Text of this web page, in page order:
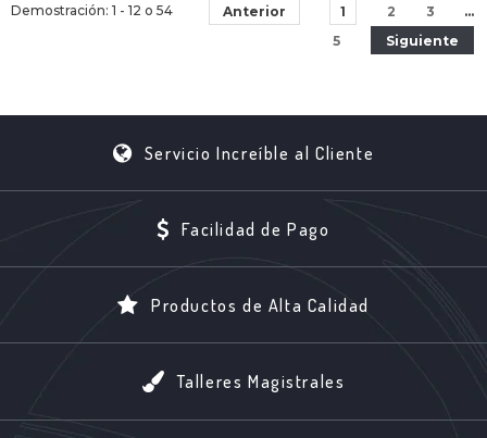
Demostración: 1 - 12 o 54 Anterior 1 2 3
…
5
Siguiente
Servicio Increíble al Cliente
Facilidad de Pago
Productos de Alta Calidad
Talleres Magistrales